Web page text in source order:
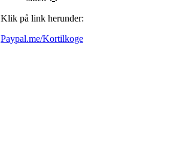
Klik på link herunder:
Paypal.me/Kortilkoge